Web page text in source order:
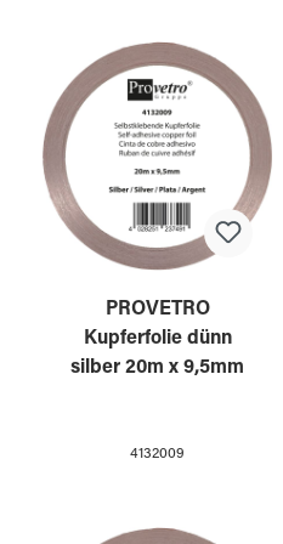
PROVETRO
Kupferfolie dünn
silber 20m x 9,5mm
4132009